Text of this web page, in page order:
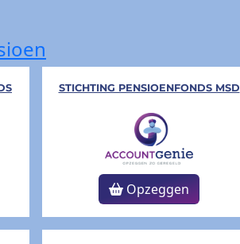
STICHTING PENSIOENFONDS MSD
Opzeggen